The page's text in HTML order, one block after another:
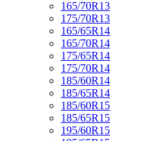
165/70R13
175/70R13
165/65R14
165/70R14
175/65R14
175/70R14
185/60R14
185/65R14
185/60R15
185/65R15
195/60R15